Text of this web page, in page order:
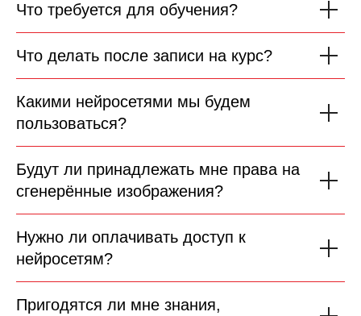
Что требуется для обучения?
Что делать после записи на курс?
Какими нейросетями мы будем
пользоваться?
Будут ли принадлежать мне права на
сгенерённые изображения?
Нужно ли оплачивать доступ к
нейросетям?
Пригодятся ли мне знания,